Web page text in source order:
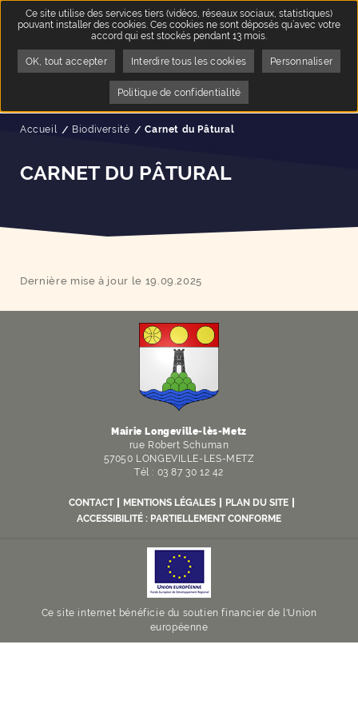
Accueil Biodiversité Page active :
Carnet du Pâtural
CARNET DU PÂTURAL
Dernière mise à jour le 19.09.2025
Mairie Longeville-lès-Metz
rue Robert Schuman
57050 LONGEVILLE-LES-METZ
Tél : 03 87 30 12 42
CONTACT MENTIONS LÉGALES
PLAN DU SITE
ACCESSIBILITÉ : PARTIELLEMENT CONFORME
Ce site internet bénéficie du soutien financier de l'Union
européenne
Ce site utilise des services tiers (vidéos, réseaux sociaux, statistiques)
pouvant installer des cookies. Ces cookies ne sont déposés qu’avec votre
accord qui est stockés pendant 13 mois.
OK, tout accepter Interdire tous les cookies Personnaliser
Politique de confidentialité